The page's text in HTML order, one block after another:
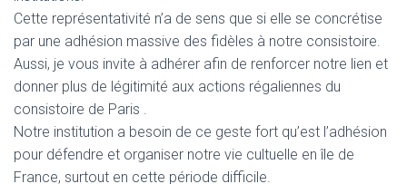
Cette représentativité n’a de sens que si elle se concrétise
par une adhésion massive des fidèles à notre consistoire.
Aussi, je vous invite à adhérer afin de renforcer notre lien et
donner plus de légitimité aux actions régaliennes du
consistoire de Paris .
Notre institution a besoin de ce geste fort qu’est l’adhésion
pour défendre et organiser notre vie cultuelle en île de
France, surtout en cette période difficile.